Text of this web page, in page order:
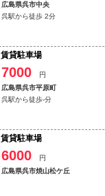
広島県呉市中央
呉駅から徒歩 2分
賃貸駐車場
7000
円
広島県呉市平原町
呉駅から徒歩-分
賃貸駐車場
6000
円
広島県呉市焼山松ケ丘